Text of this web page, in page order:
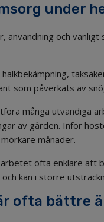
under
användning och
som påverkats av
många utvändiga
av gården. Inför
månader.
ofta enklare att
kan i större
ofta bättre